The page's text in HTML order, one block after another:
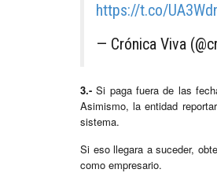
https://t.co/
— Crónica Viva
3.- Si paga fuera de las
Asimismo, la entidad
sistema.
Si eso llegara a suceder,
como empresario.